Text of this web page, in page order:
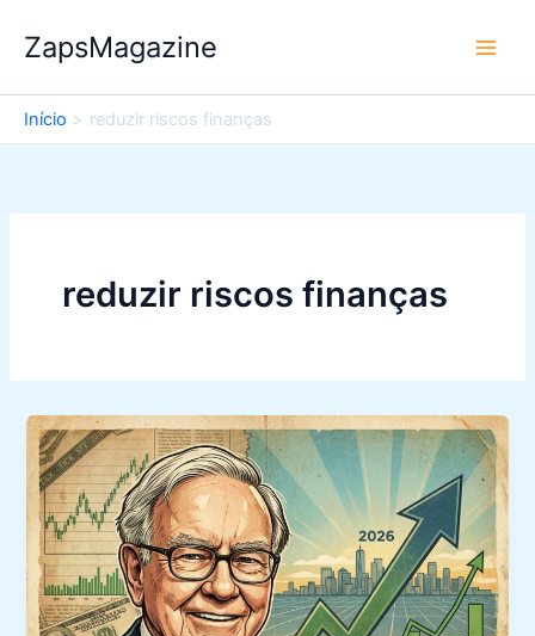
para
conteúdo
ZapsMagazine
Início reduzir riscos finanças
reduzir riscos finanças